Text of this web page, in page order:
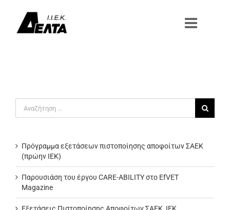
περιεχόμενο
για:
Πρόγραμμα εξετάσεων πιστοποίησης αποφοίτων ΣΑΕΚ
(πρώην ΙΕΚ)
Παρουσιάση του έργου CARE-ABILITY στο EfVET
Magazine